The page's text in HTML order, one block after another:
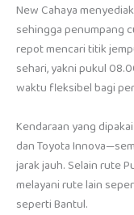
New Cahaya
sehingga penumpang
repot mencari titik
sehari, yakni pukul
waktu fleksibel bagi
Kendaraan yang
dan Toyota
jarak jauh. Selain rute
melayani rute lain
seperti Bantul.